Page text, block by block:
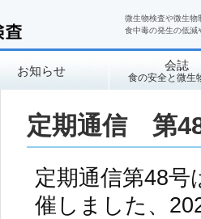
微生物検査や微生物
食中毒の発生の低減
お知らせ 会誌
食の安全と微生
定期通信 第
定期通信第48号
催しました、